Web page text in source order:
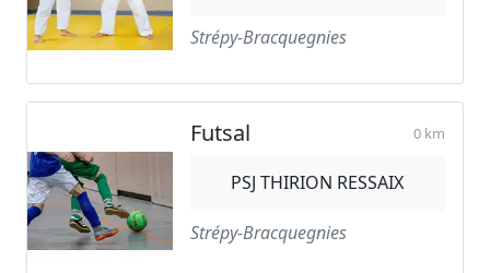
Strépy-Bracquegnies
Futsal 0 km
PSJ THIRION RESSAIX
Strépy-Bracquegnies